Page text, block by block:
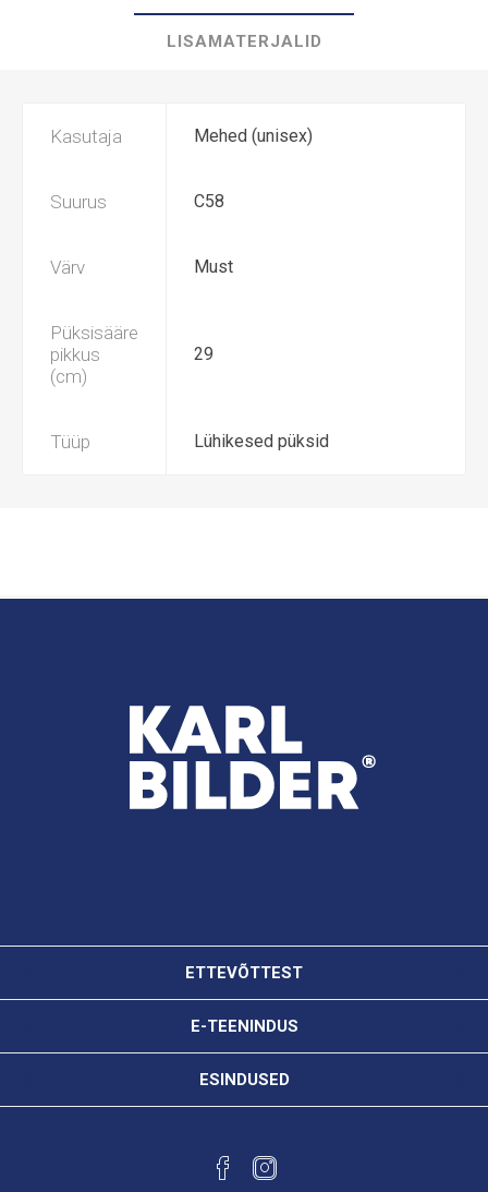
LISAMATERJALID
Kasutaja Mehed (unisex)
Suurus C58
Värv Must
Püksisääre
pikkus
(cm)
29
Tüüp Lühikesed püksid
ETTEVÕTTEST
E-TEENINDUS
ESINDUSED